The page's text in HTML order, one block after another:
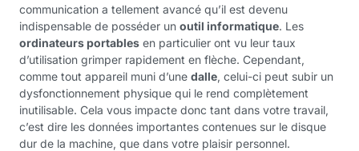
communication a tellement avancé qu’il est devenu
indispensable de posséder un outil informatique. Les
ordinateurs portables en particulier ont vu leur taux
d’utilisation grimper rapidement en flèche. Cependant,
comme tout appareil muni d’une dalle, celui-ci peut subir un
dysfonctionnement physique qui le rend complètement
inutilisable. Cela vous impacte donc tant dans votre travail,
c’est dire les données importantes contenues sur le disque
dur de la machine, que dans votre plaisir personnel.